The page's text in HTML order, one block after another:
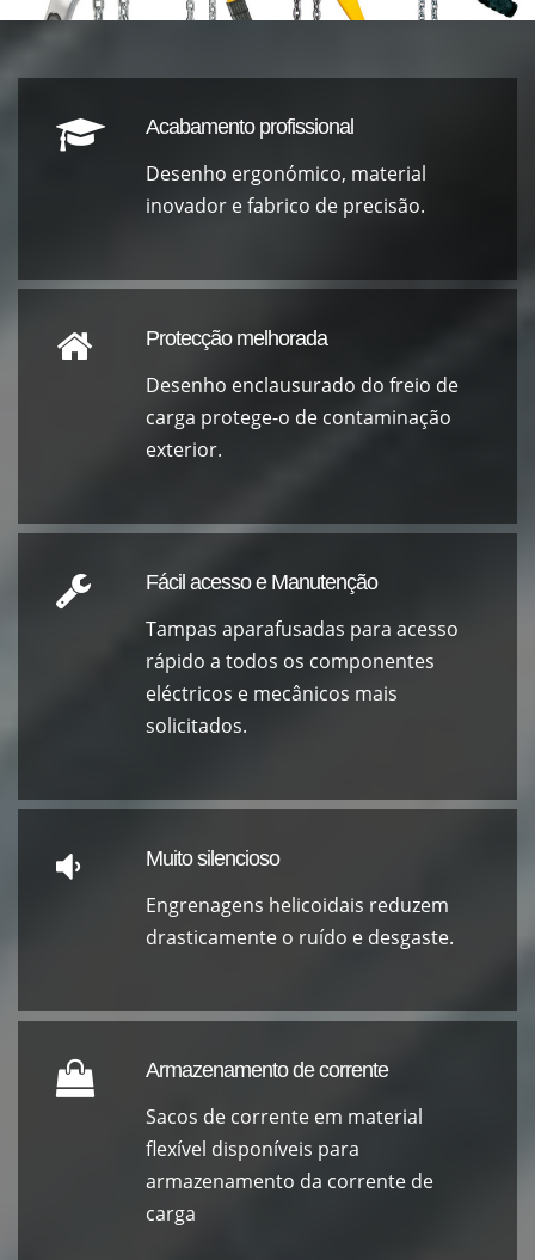
Acabamento profissional
Desenho ergonómico, material
inovador e fabrico de precisão.
Protecção melhorada
Desenho enclausurado do freio de
carga protege-o de contaminação
exterior.
Fácil acesso e Manutenção
Tampas aparafusadas para acesso
rápido a todos os componentes
eléctricos e mecânicos mais
solicitados.
Muito silencioso
Engrenagens helicoidais reduzem
drasticamente o ruído e desgaste.
Armazenamento de corrente
Sacos de corrente em material
flexível disponíveis para
armazenamento da corrente de
carga